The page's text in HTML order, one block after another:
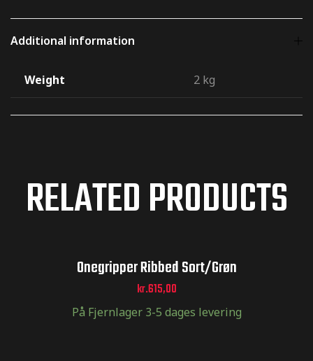
Additional information
Weight 2 kg
RELATED PRODUCTS
Onegripper Ribbed Sort/Grøn
kr.615,00
På Fjernlager 3-5 dages levering
og